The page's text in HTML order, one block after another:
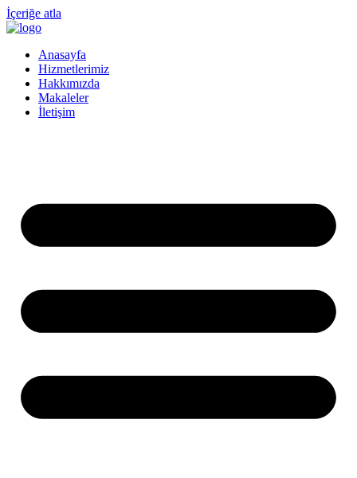
İçeriğe atla
Anasayfa
Hizmetlerimiz
Hakkımızda
Makaleler
İletişim